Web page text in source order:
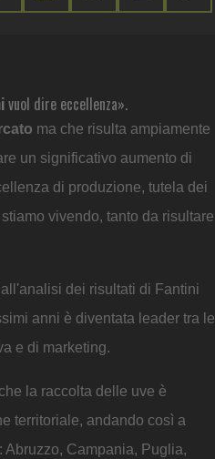
vuol dire eccellenza».
ma che risulta ampiamente
un significativo aumento di
di produzione, tutela dei
vivendo, tanto da risultare
dei risultati di Fantini
anni è diventata leader tra le
e di marketing.
la raccolta delle uve è
territoriale, andando così a
Abruzzo, Campania, Puglia,